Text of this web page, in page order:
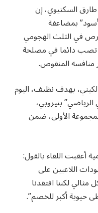
السكتيوي، إن
بمضاعفة
في الثلث الهجومي
لا تصب دائما في مصلحة
منافسه المنقوص.
بهدف نظيف، اليوم
بنيروبي،
الأولى، ضمن
أعقبت اللقاء بالقول:
اللاعبين على
لكننا افتقدنا
حيوية أكبر للخصم”.